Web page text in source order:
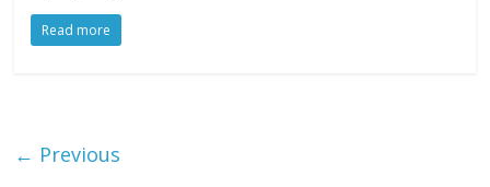
Read more
← Previous